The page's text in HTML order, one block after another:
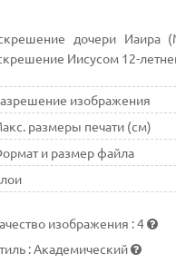
дочери Иаира
Иисусом 12-
изображения
размеры печати (см)
и размер файла
изображения :4
: Академический